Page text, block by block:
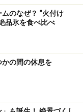
ムのなぜ？ “火付け
品氷を食べ比べ
の間の休息を